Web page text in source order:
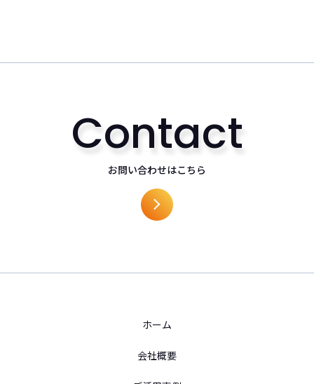
Contact
お問い合わせはこちら
ホーム
会社概要